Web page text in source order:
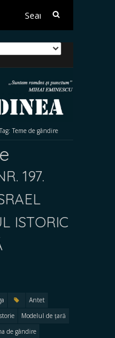
Search
Tag: Teme de gândire
197.
ISTORIC
Antet
Modelul de țară
de gândire